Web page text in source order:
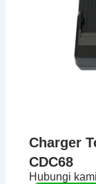
Charger
CDC68
Hubungi kami